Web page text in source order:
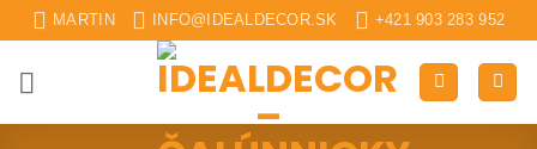
Skip
to
content
MARTIN INFO@IDEALDECOR.SK +421 903 283 952